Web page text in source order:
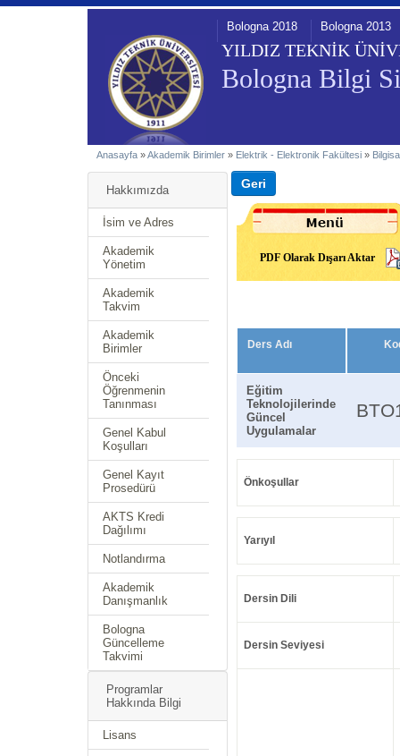
YILDIZ TEKNİK
Bologna Bilgi
Bologna 2018 Bologna 2013
Anasayfa »Akademik Birimler » Elektrik - Elektronik Fakültesi »
Hakkımızda
İsim ve Adres
Akademik
Yönetim
Akademik
Takvim
Akademik
Birimler
Önceki
Öğrenmenin
Tanınması
Genel Kabul
Koşulları
Genel Kayıt
Prosedürü
AKTS Kredi
Dağılımı
Notlandırma
Akademik
Danışmanlık
Bologna
Güncelleme
Takvimi
Programlar
Hakkında Bilgi
Lisans
PDF Olarak Dışarı Aktar
Ders Adı
Eğitim
Teknolojilerinde
Güncel
Uygulamalar
Önkoşullar
Yarıyıl
Dersin Dili
Dersin Seviyesi